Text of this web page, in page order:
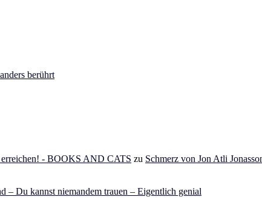
berührt
- BOOKS AND CATS zu Schmerz von Jon Atli
– Du kannst niemandem trauen – Eigentlich genial